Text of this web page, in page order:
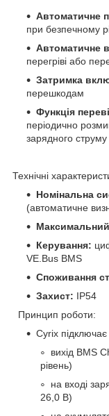
Автоматичне
при безпечному
Автоматичне
перегріві або
Затримка
перешкодам
Функція
періодично
зарядного струму
Технічні
Номінальна
(автоматичне
Керування:
VE.Bus BMS
Споживання
Захист: IP54
Принцип роботи:
Cyrix
вихід BMS
рівень)
на вході
26,0 В)